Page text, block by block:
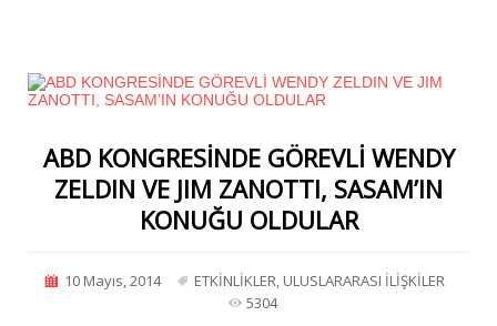
ABD KONGRESİNDE GÖREVLİ WENDY
ZELDIN VE JIM ZANOTTI, SASAM’IN
KONUĞU OLDULAR
10 Mayıs, 2014 ETKİNLİKLER ULUSLARARASI İLİŞKİLER
5304